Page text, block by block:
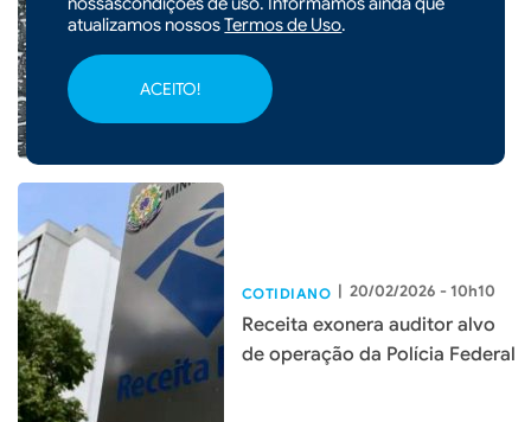
atualizamos nossosTermos de Uso.
ACEITO!
marcam o fim de semana em
Santa Catarina
COTIDIANO 20/02/2026 - 10h10
Receita exonera auditor alvo
de operação da Polícia Federal